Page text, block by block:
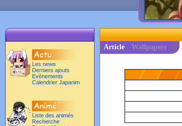
Les news
Derniers ajouts
Evènements
Calendrier Japanim
Liste des animés
Recherche
Article Wallpapers